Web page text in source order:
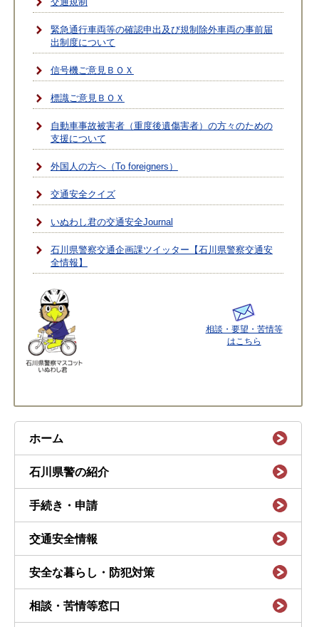
緊急通行車両等の確認申出及び規制除外車両の事前届
出制度について
信号機ご意見ＢＯＸ
標識ご意見ＢＯＸ
自動車事故被害者（重度後遺傷害者）の方々のための
支援について
外国人の方へ（To foreigners）
交通安全クイズ
いぬわし君の交通安全Journal
石川県警察交通企画課ツイッター【石川県警察交通安
全情報】
相談・要望・苦情等
はこちら
ホーム
石川県警の紹介
手続き・申請
交通安全情報
安全な暮らし・防犯対策
相談・苦情等窓口